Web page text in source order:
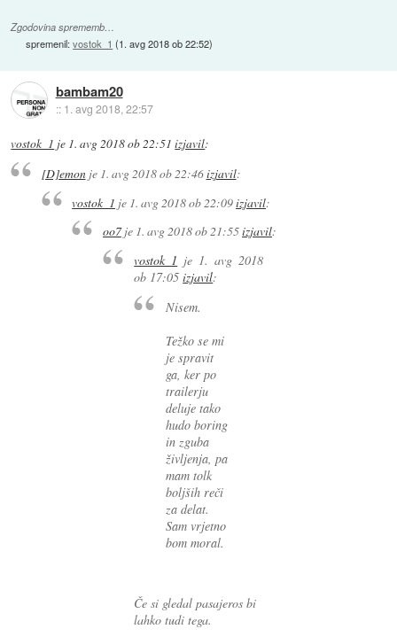
Zgodovina sprememb…
spremenil:vostok_1 (1. avg 2018 ob 22:52)
bambam20
:: 1. avg 2018, 22:57
vostok_1 je 1. avg 2018 ob 22:51 izjavil:
[D]emonje 1. avg 2018 ob 22:46izjavil:
vostok_1 je 1. avg 2018 ob 22:09izjavil:
oo7je 1. avg 2018 ob 21:55izjavil:
vostok_1 je 1. avg 2018
ob 17:05 izjavil:
Nisem.
Težko se mi
je spravit
ga, ker po
trailerju
deluje tako
hudo boring
in zguba
življenja, pa
mam tolk
boljših reči
za delat.
Sam vrjetno
bom moral.
Če si gledal pasajeros bi
lahko tudi tega.